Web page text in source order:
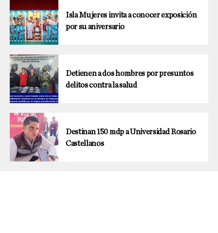
Isla Mujeres invita a conocer exposición
por su aniversario
Detienen a dos hombres por presuntos
delitos contra la salud
Destinan 150 mdp a Universidad Rosario
Castellanos